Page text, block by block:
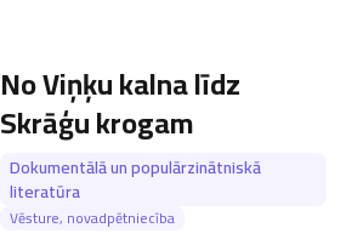
No Viņķu kalna līdz
Skrāģu krogam
Dokumentālā un populārzinātniskā
literatūra
Vēsture, novadpētniecība